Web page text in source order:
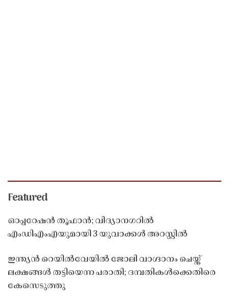
Featured
ഓപ്പറേഷൻ തൂഫാൻ; വിദ്യാനഗറിൽ
എംഡിഎംഎയുമായി 3 യുവാക്കൾ അറസ്റ്റിൽ
ഇന്ത്യൻ റെയിൽവേയിൽ ജോലി വാഗ്ദാനം ചെയ്ത്
ലക്ഷങ്ങൾ തട്ടിയെന്ന പരാതി; ദമ്പതികൾക്കെതിരെ
കേസെടുത്തു